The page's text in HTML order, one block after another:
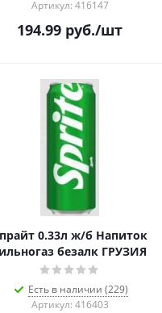
Артикул: 416147
194.99 руб./шт
0.33л ж/б Напиток
безалк ГРУЗИЯ
Есть в наличии (229)
Артикул: 416403